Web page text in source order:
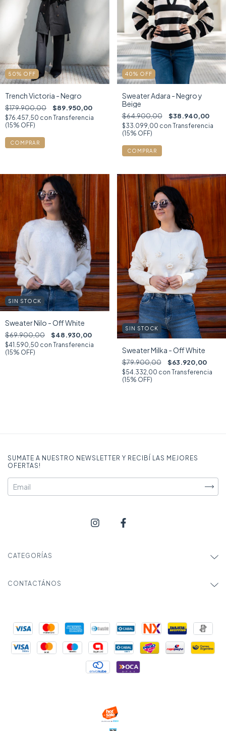
50% OFF
Trench Victoria - Negro
$179.900,00 $89.950,00
$76.457,50 con Transferencia
(15% OFF)
COMPRAR
40% OFF
Sweater Adara - Negro y
Beige
$64.900,00 $38.940,00
$33.099,00 con Transferencia
(15% OFF)
COMPRAR
SIN STOCK
Sweater Nilo - Off White
$69.900,00 $48.930,00
$41.590,50 con Transferencia
(15% OFF)
SIN STOCK
Sweater Milka - Off White
$79.900,00 $63.920,00
$54.332,00 con Transferencia
(15% OFF)
SUMATE A NUESTRO NEWSLETTER Y RECIBÍ LAS MEJORES
OFERTAS!
CATEGORÍAS
CONTACTÁNOS